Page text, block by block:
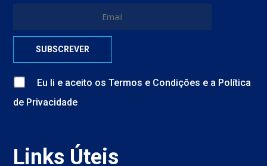
Eu li e aceito osTermos e Condições e a Política
de Privacidade
Links Úteis